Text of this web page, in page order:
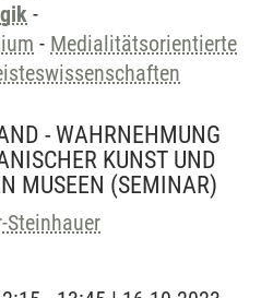
-
- Medialitätsorientierte
- WAHRNEHMUNG
KUNST UND
MUSEEN (SEMINAR)
Steinhauer